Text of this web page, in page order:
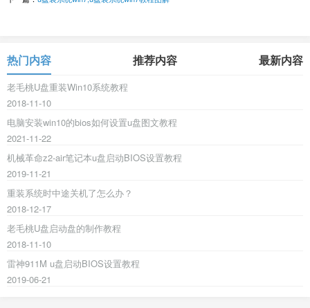
热门内容 推荐内容 最新内容
老毛桃U盘重装Win10系统教程
2018-11-10
电脑安装win10的bios如何设置u盘图文教程
2021-11-22
机械革命z2-air笔记本u盘启动BIOS设置教程
2019-11-21
重装系统时中途关机了怎么办？
2018-12-17
老毛桃U盘启动盘的制作教程
2018-11-10
雷神911M u盘启动BIOS设置教程
2019-06-21